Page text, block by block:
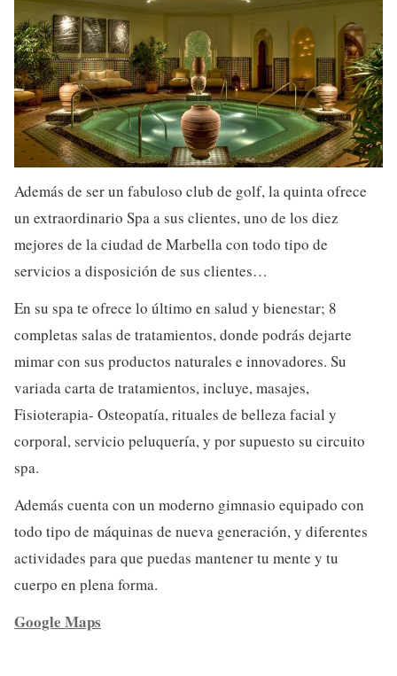
Además de ser un fabuloso club de golf, la quinta ofrece
un extraordinario Spa a sus clientes, uno de los diez
mejores de la ciudad de Marbella con todo tipo de
servicios a disposición de sus clientes…
En su spa te ofrece lo último en salud y bienestar; 8
completas salas de tratamientos, donde podrás dejarte
mimar con sus productos naturales e innovadores. Su
variada carta de tratamientos, incluye, masajes,
Fisioterapia- Osteopatía, rituales de belleza facial y
corporal, servicio peluquería, y por supuesto su circuito
spa.
Además cuenta con un moderno gimnasio equipado con
todo tipo de máquinas de nueva generación, y diferentes
actividades para que puedas mantener tu mente y tu
cuerpo en plena forma.
Google Maps